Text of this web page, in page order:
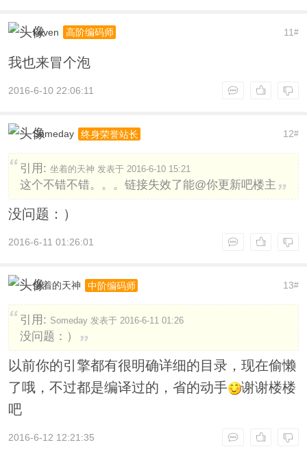
11#
keven 高阶编码师
我也来冒个泡
2016-6-10 22:06:11
12#
Someday 终身荣誉站长
引用: 坐着的天神 发表于 2016-6-10 15:21
这个不错不错。。。链接失效了能@你更新吧楼主
没问题：）
2016-6-11 01:26:01
13#
坐着的天神 中阶编码师
引用: Someday 发表于 2016-6-11 01:26
没问题：）
以前你的引擎都有很明确详细的目录，现在偷懒
了哦，不过都是编译过的，省的动手
谢谢楼楼
吧
2016-6-12 12:21:35